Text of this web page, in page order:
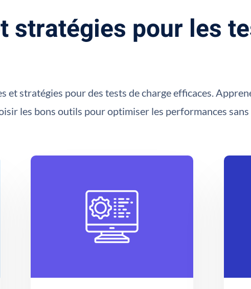
stratégies pour les
et stratégies pour des tests de charge efficaces.
les bons outils pour optimiser les performances